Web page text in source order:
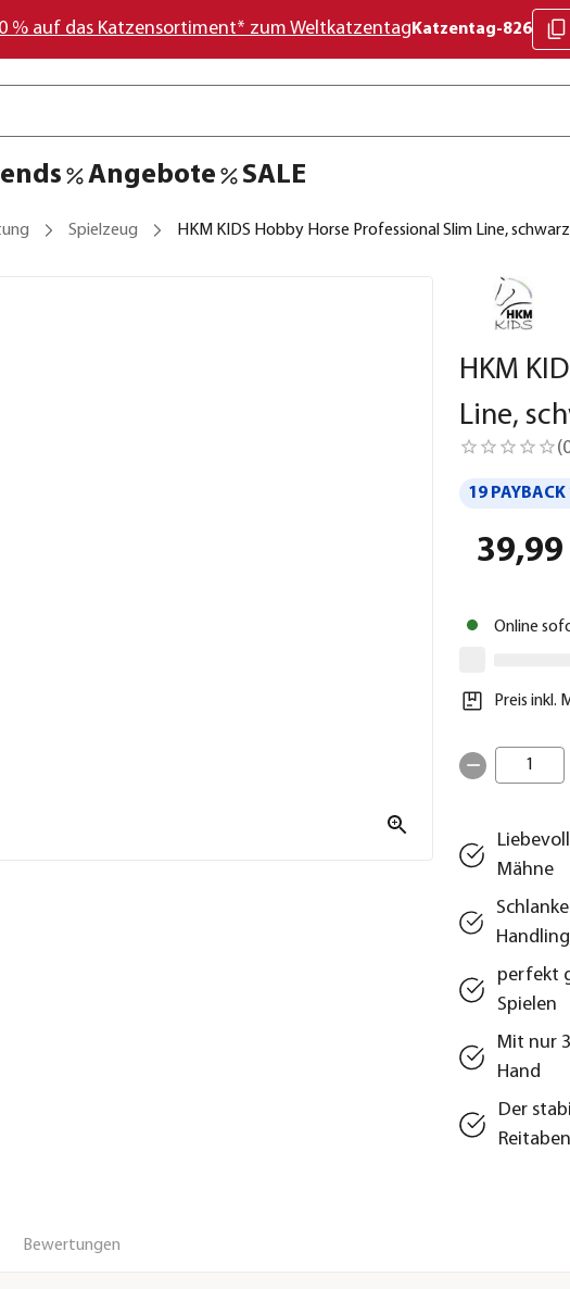
% auf das Katzensortiment* zum Weltkatzentag Katzentag-826
Angebote SALE
Spielzeug HKM KIDS Hobby Horse Professional Slim Line, schwarz
HKM
Line,
(
19
39,99
Online
Preis inkl.
1
Mähne
Handling
perfekt
Spielen
Mit nur
Hand
Der
Bewertungen